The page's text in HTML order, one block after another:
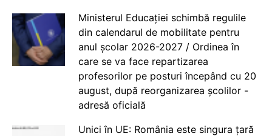
Ministerul Educației schimbă regulile
din calendarul de mobilitate pentru
anul școlar 2026-2027 / Ordinea în
care se va face repartizarea
profesorilor pe posturi începând cu 20
august, după reorganizarea școlilor -
adresă oficială
Unici în UE: România este singura țară